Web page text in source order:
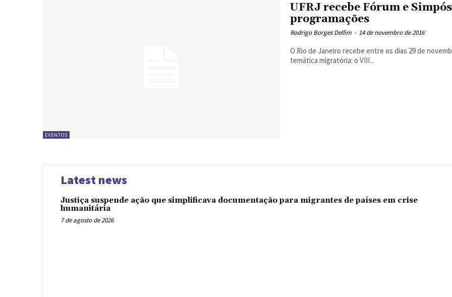
EVENTOS
UFRJ recebe Fórum e
programações
Rodrigo Borges Delfim - 14 de novembro de 2016
O Rio de Janeiro recebe entre os dias 29 de
temática migratória: o VIII...
Latest news
Justiça suspende ação que simplificava documentação para migrantes de países em crise
humanitária
7 de agosto de 2026